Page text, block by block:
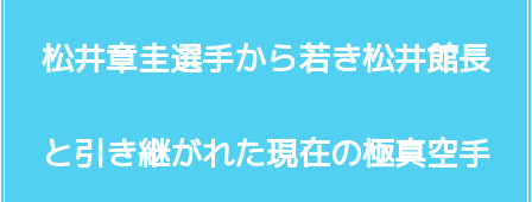
松井章圭選手から若き松井館長
と引き継がれた現在の極真空手